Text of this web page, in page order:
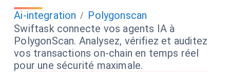
Ai-integration / Polygonscan
Swiftask connecte vos agents IA à
PolygonScan. Analysez, vérifiez et auditez
vos transactions on-chain en temps réel
pour une sécurité maximale.